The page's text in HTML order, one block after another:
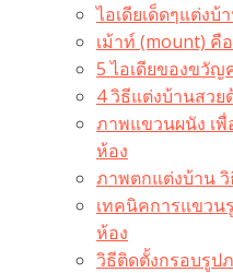
ไอเดียเด็ดๆแต่ง
เม้าท์ (mount) คื
5 ไอเดียของขวั
4 วิธีแต่งบ้านสวย
ภาพแขวนผนัง เ
ห้อง
ภาพตกแต่งบ้าน
เทคนิคการแขวน
ห้อง
วิธีติดตั้งกรอบรูป